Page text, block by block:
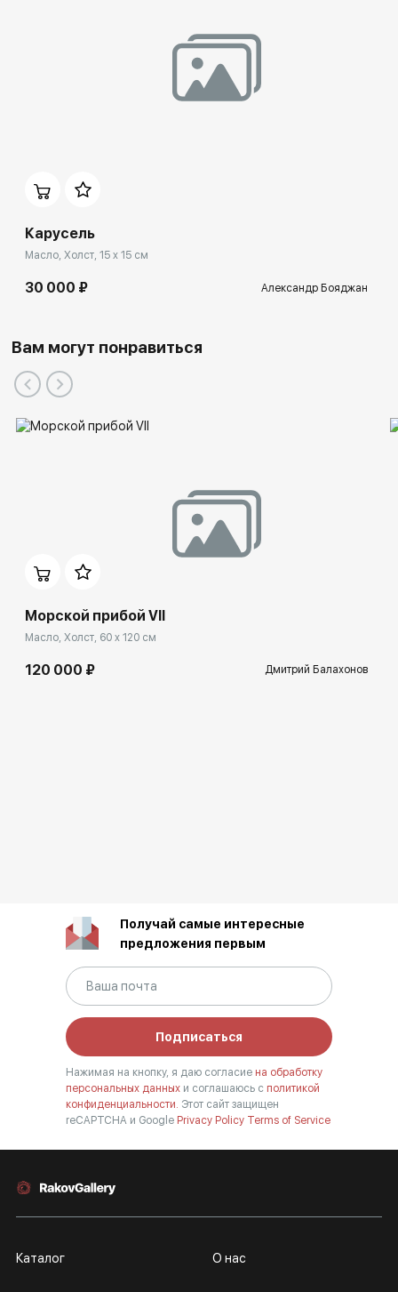
Карусель
Масло, Холст, 15 x 15 см
30 000 ₽ Александр Бояджан
Вам могут понравиться
Морской прибой VII
Масло, Холст, 60 x 120 см
120 000 ₽ Дмитрий Балахонов
Получай самые интересные
предложения первым
Подписаться
Нажимая на кнопку, я даю согласие на обработку
персональных данных и соглашаюсь с политикой
конфиденциальности. Этот сайт защищен
reCAPTCHA и Google Privacy Policy Terms of Service
Каталог О нас